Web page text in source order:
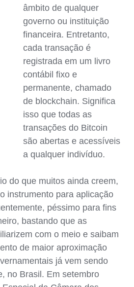
âmbito de qualquer
governo ou instituição
financeira. Entretanto,
cada transação é
registrada em um livro
contábil fixo e
permanente, chamado
de blockchain. Significa
isso que todas as
transações do Bitcoin
são abertas e acessíveis
a qualquer indivíduo.
do que muitos ainda creem,
instrumento para aplicação
péssimo para fins
bastando que as
com o meio e saibam
de maior aproximação
já vem sendo
no Brasil. Em setembro